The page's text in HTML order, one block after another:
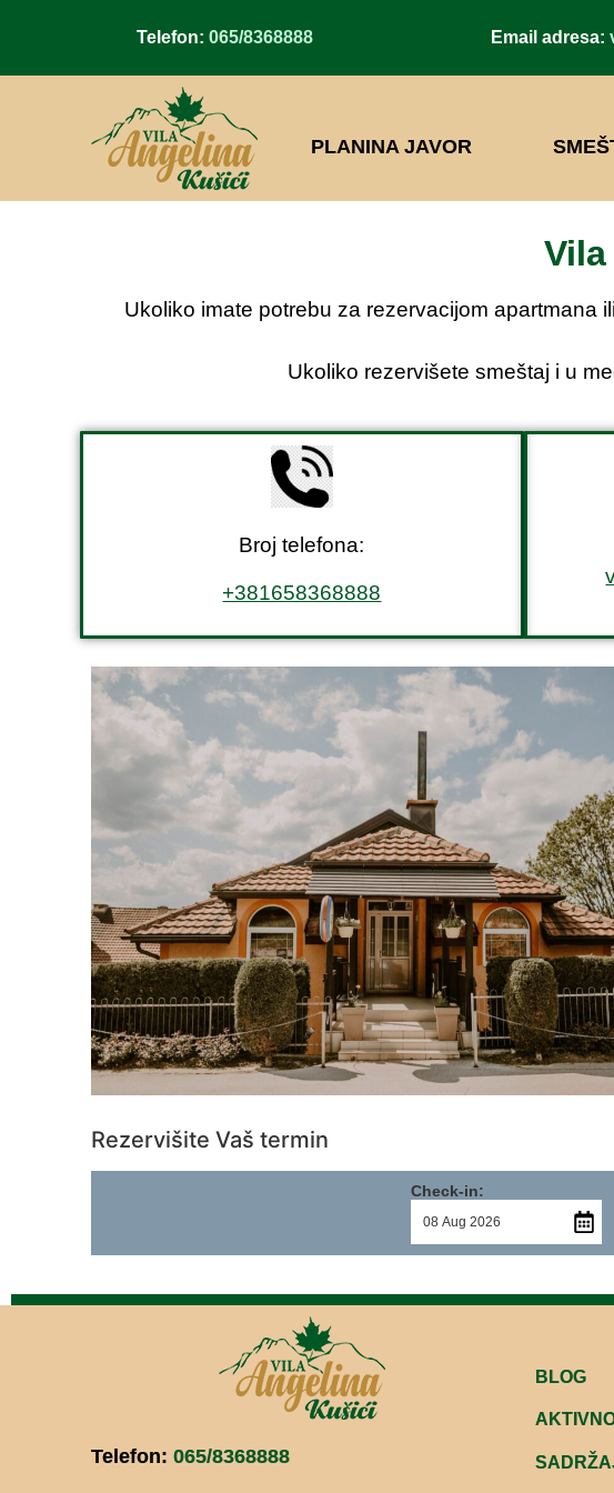
Telefon: 065/8368888 Email adresa:
PLANINA JAVOR
Ukoliko imate potrebu za rezervacijom apartmana
Ukoliko rezervišete smeštaj i u
Broj telefona:
+381658368888
Rezervišite Vaš termin
Check-in:
Telefon: 065/8368888
BLOG